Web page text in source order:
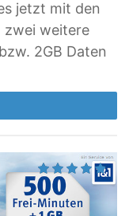
jetzt mit den
zwei weitere
2GB Daten